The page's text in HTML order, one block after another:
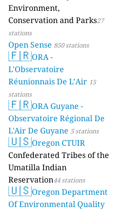
Environment,
Conservation and Parks27
stations
Open Sense 850 stations
🇫🇷ORA -
L'Observatoire
Réunionnais De L’Air 15
stations
🇫🇷ORA Guyane -
Observatoire Régional De
L'Air De Guyane 5 stations
🇺🇸Oregon CTUIR
Confederated Tribes of the
Umatilla Indian
Reservation44 stations
🇺🇸Oregon Department
Of Environmental Quality